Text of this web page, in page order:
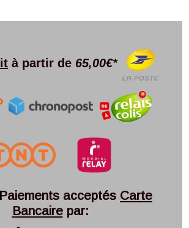
à partir de 65,00€*
Paiements acceptés Carte
Bancairepar: